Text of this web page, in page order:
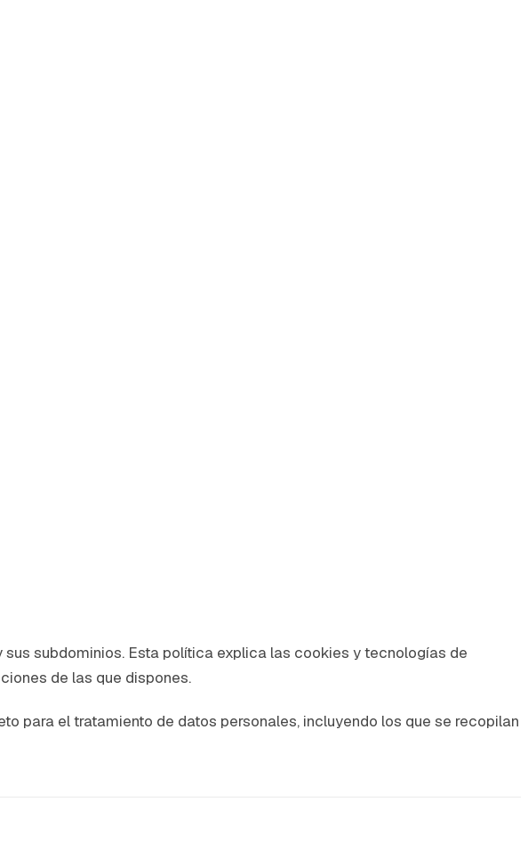
sus subdominios. Esta política explica las cookies y tecnologías de
de las que dispones.
para el tratamiento de datos personales, incluyendo los que se recopilan